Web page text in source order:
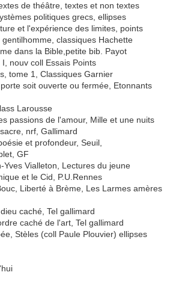
de théâtre, textes et non textes
politiques grecs, ellipses
et l'expérience des limites, points
classiques Hachette
dans la Bible,petite bib. Payot
nouv coll Essais Points
tome 1, Classiques Garnier
soit ouverte ou fermée, Etonnants
Larousse
passions de l'amour, Mille et une nuits
nrf, Gallimard
et profondeur, Seuil,
GF
Vialleton, Lectures du jeune
et le Cid, P.U.Rennes
Liberté à Brème, Les Larmes amères
caché, Tel gallimard
caché de l'art, Tel gallimard
Stèles (coll Paule Plouvier) ellipses